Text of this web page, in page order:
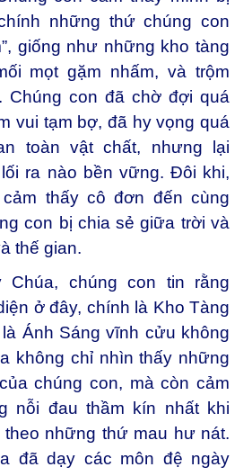
những thứ chúng con
giống như những kho tàng
mọt gặm nhấm, và trộm
Chúng con đã chờ đợi quá
vui tạm bợ, đã hy vọng quá
toàn vật chất, nhưng lại
ra nào bền vững. Đôi khi,
thấy cô đơn đến cùng
con bị chia sẻ giữa trời và
thế gian.
Chúa, chúng con tin rằng
ở đây, chính là Kho Tàng
Ánh Sáng vĩnh cửu không
không chỉ nhìn thấy những
chúng con, mà còn cảm
nỗi đau thầm kín nhất khi
những thứ mau hư nát.
đã dạy các môn đệ ngày